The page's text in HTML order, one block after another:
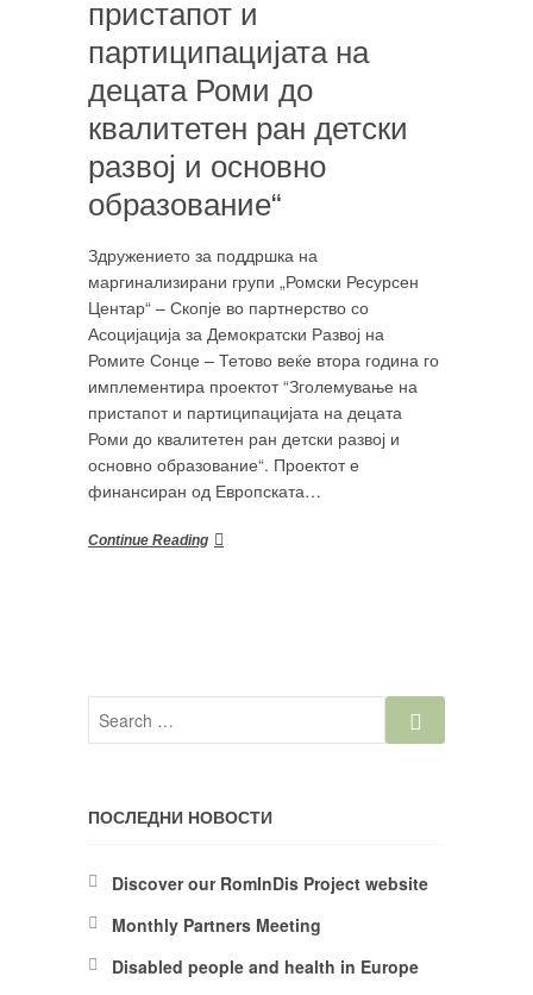
пристапот и
партиципацијата на
децата Роми до
квалитетен ран детски
развој и основно
образование“
Здружението за поддршка на
маргинализирани групи „Ромски Ресурсен
Центар“ – Скопје во партнерство со
Асоцијација за Демократски Развој на
Ромите Сонце – Тетово веќе втора година го
имплементира проектот “Зголемување на
пристапот и партиципацијата на децата
Роми до квалитетен ран детски развој и
основно образование“. Проектот е
финансиран од Европската…
Continue Reading
ПОСЛЕДНИ НОВОСТИ
Discover our RomInDis Project website
Monthly Partners Meeting
Disabled people and health in Europe